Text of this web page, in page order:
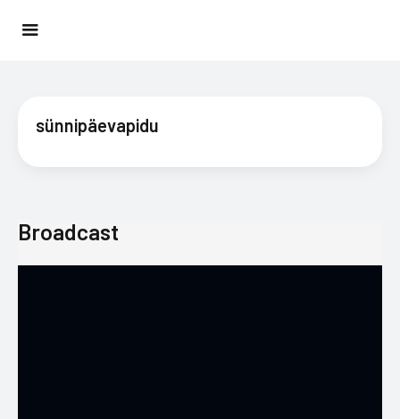
sünnipäevapidu
Broadcast